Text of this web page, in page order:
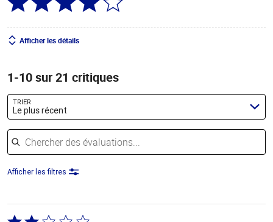
Afficher les détails
1-10 sur 21 critiques
TRIER
Le plus récent
Chercher des évaluations
Afficher les filtres